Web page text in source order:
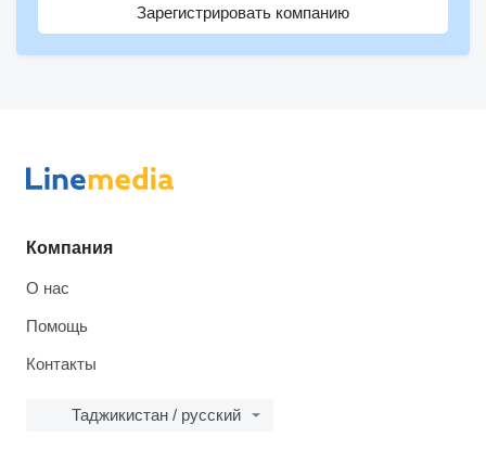
Зарегистрировать компанию
Компания
О нас
Помощь
Контакты
Таджикистан / русский